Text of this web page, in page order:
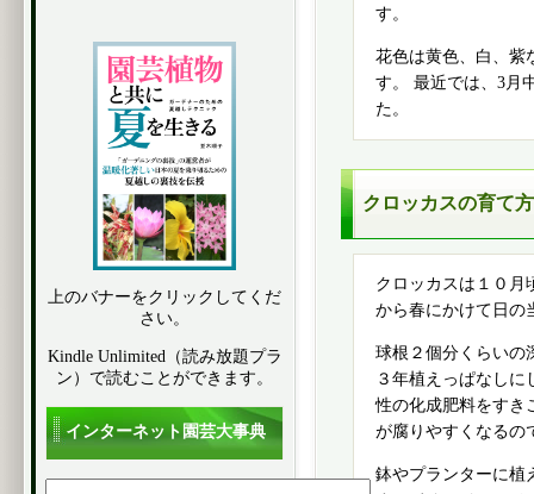
す。
花色は黄色、白、紫
す。 最近では、3月
た。
クロッカスの育て方
クロッカスは１０月
から春にかけて日の
球根２個分くらいの
３年植えっぱなし
性の化成肥料をすき
が腐りやすくなるの
鉢やプランターに植
上のバナーをクリックしてくだ
さい。
Kindle Unlimited（読み放題プラ
ン）で読むことができます。
インターネット園芸大事典